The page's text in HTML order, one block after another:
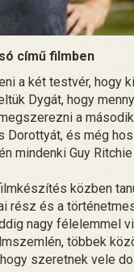
című filmben
a két testvér, hogy
Dygát, hogy
a
és még
mindenki Guy
közben
rész és a
nagy félelemmel
többek
szeretnek vele